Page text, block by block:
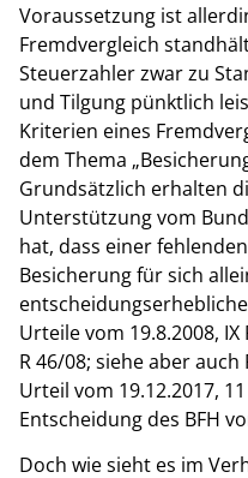
Voraussetzung ist
Fremdvergleich
Steuerzahler zwar zu
und Tilgung pünktlich
Kriterien eines
dem Thema
Grundsätzlich erhalten
Unterstützung vom
hat, dass einer
Besicherung für sich
Urteile vom 19.8.2008,
R 46/08; siehe aber
Urteil vom 19.12.2017,
Entscheidung des BFH
Doch wie sieht es im